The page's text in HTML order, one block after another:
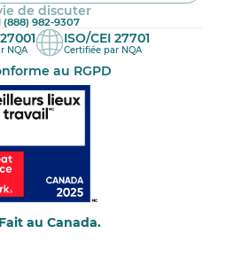
de discuter
(888) 982-9307
NQA
ISO/CEI 27701
Certifiée par NQA
au RGPD
Fait au Canada.